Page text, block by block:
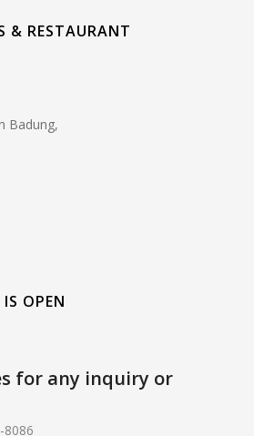
& RESTAURANT
Badung,
OPEN
for any inquiry or
8086